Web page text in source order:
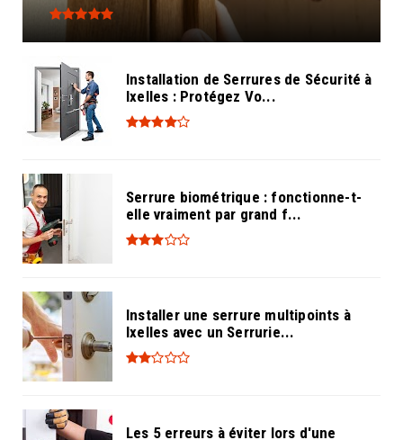
Installation de Serrures de Sécurité à
Ixelles : Protégez Vo...
Serrure biométrique : fonctionne-t-
elle vraiment par grand f...
Installer une serrure multipoints à
Ixelles avec un Serrurie...
Les 5 erreurs à éviter lors d'une